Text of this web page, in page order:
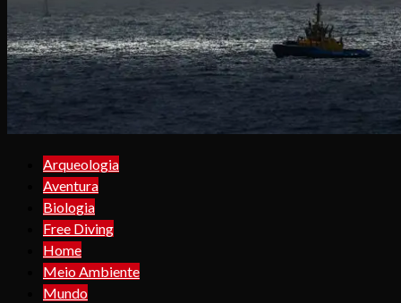
Arqueologia
Aventura
Biologia
Free Diving
Home
Meio Ambiente
Mundo